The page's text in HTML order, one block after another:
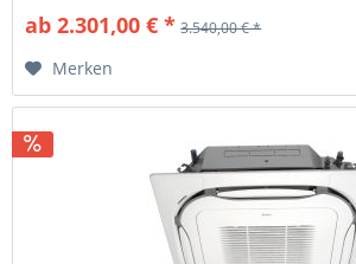
ab 2.301,00 € * 3.540,00 € *
Merken